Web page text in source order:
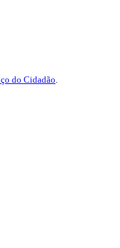
do Cidadão.